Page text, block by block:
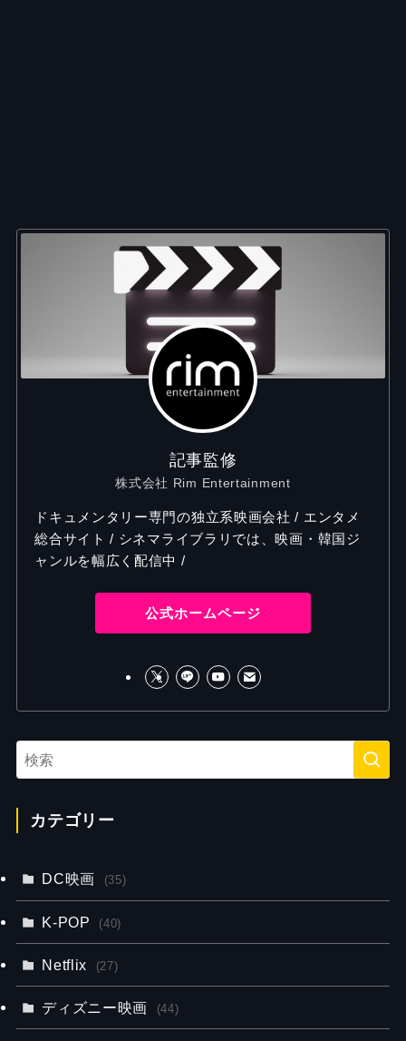
記事監修
株式会社 Rim Entertainment
ドキュメンタリー専門の独立系映画会社 / エンタメ
総合サイト / シネマライブラリでは、映画・韓国ジ
ャンルを幅広く配信中 /
公式ホームページ
カテゴリー
DC映画 (35)
K-POP (40)
Netflix (27)
ディズニー映画 (44)